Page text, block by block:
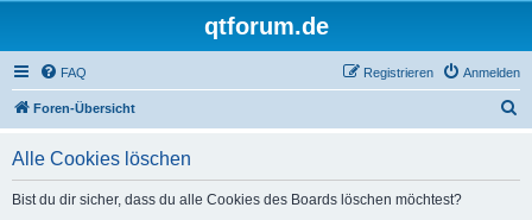
qtforum.de
FAQ Anmelden
Registrieren
Foren-Übersicht
Alle Cookies löschen
Bist du dir sicher, dass du alle Cookies des Boards löschen möchtest?